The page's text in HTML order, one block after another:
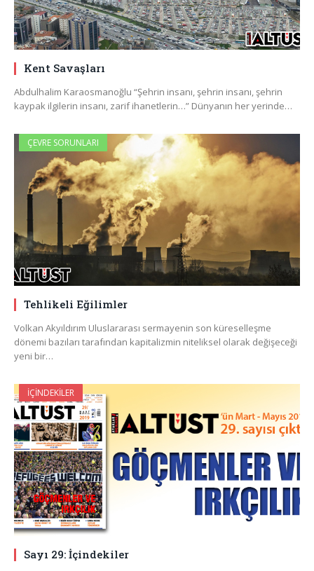
Kent Savaşları
Abdulhalim Karaosmanoğlu “Şehrin insanı, şehrin insanı, şehrin
kaypak ilgilerin insanı, zarif ihanetlerin…” Dünyanın her yerinde…
ÇEVRE SORUNLARI
Tehlikeli Eğilimler
Volkan Akyıldırım Uluslararası sermayenin son küreselleşme
dönemi bazıları tarafından kapitalizmin niteliksel olarak değişeceği
yeni bir…
İÇINDEKILER
Sayı 29: İçindekiler